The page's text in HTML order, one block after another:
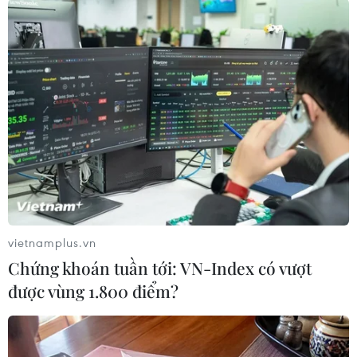
(TTXVN/Vietnam+)
#Tái vỡ nợ #S&P Global Ratings
#Fed hạ lãi suất
#Vỡ nợ có chọn lọc
#lạm phát tiêu dùng
vietnamplus.vn
Chứng khoán tuần tới: VN-Index có vượt
được vùng 1.800 điểm?